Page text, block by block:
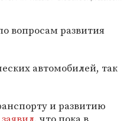
вопросам развития
автомобилей, так
и развитию